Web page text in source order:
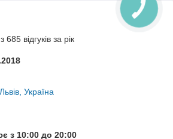
відгуків за рік
Україна
з 10:00 до 20:00